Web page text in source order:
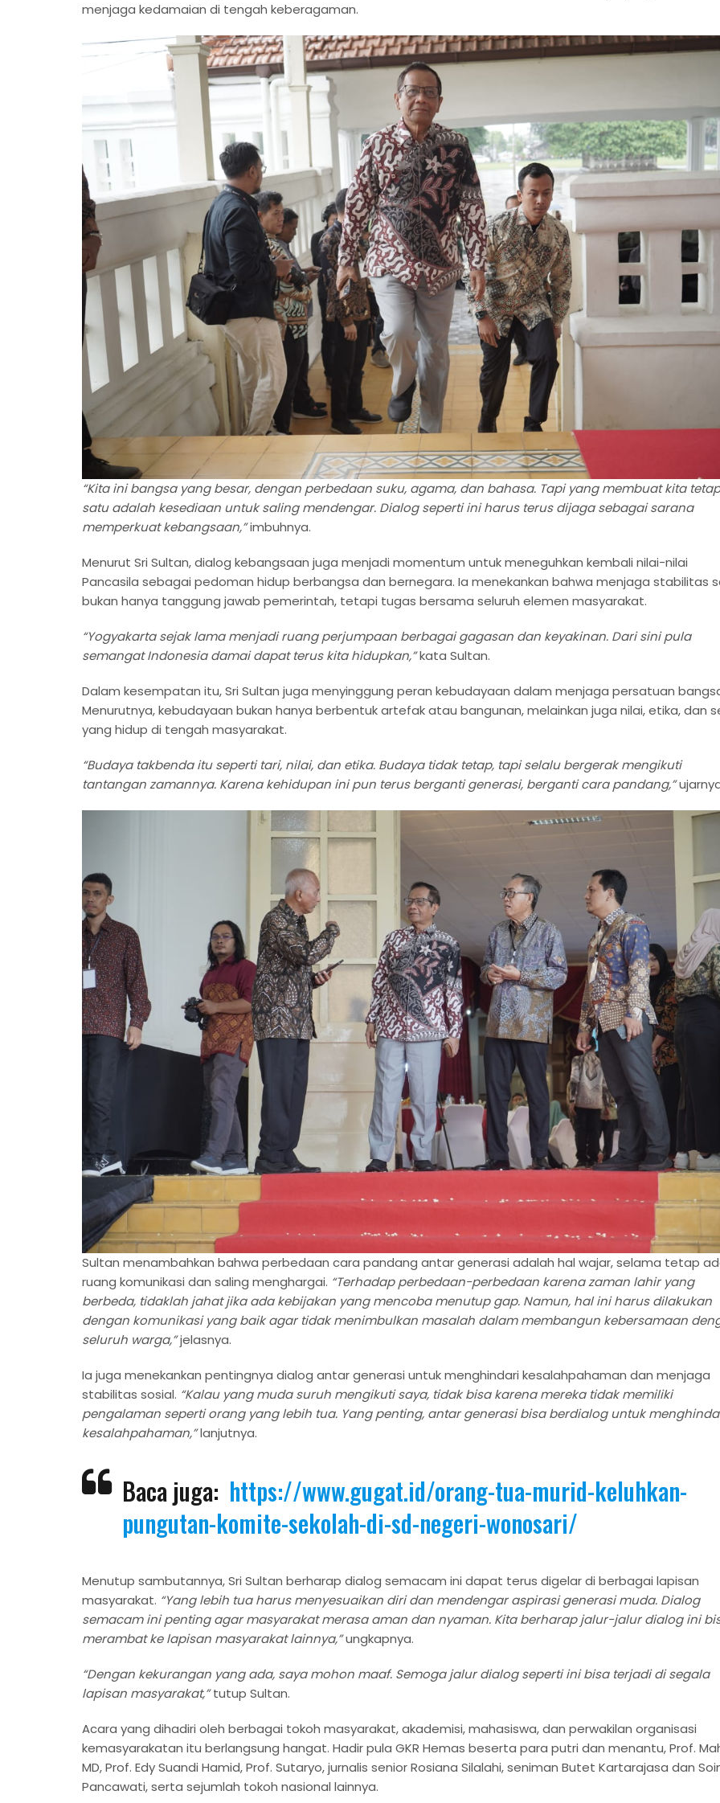
menjaga kedamaian di tengah keberagaman.
“Kita ini bangsa yang besar, dengan perbedaan suku, agama, dan bahasa. Tapi yang membuat kita tetap
satu adalah kesediaan untuk saling mendengar. Dialog seperti ini harus terus dijaga sebagai sarana
memperkuat kebangsaan,”imbuhnya.
Menurut Sri Sultan, dialog kebangsaan juga menjadi momentum untuk meneguhkan kembali nilai-nilai
Pancasila sebagai pedoman hidup berbangsa dan bernegara. Ia menekankan bahwa menjaga stabilitas
bukan hanya tanggung jawab pemerintah, tetapi tugas bersama seluruh elemen masyarakat.
“Yogyakarta sejak lama menjadi ruang perjumpaan berbagai gagasan dan keyakinan. Dari sini pula
semangat Indonesia damai dapat terus kita hidupkan,”kata Sultan.
Dalam kesempatan itu, Sri Sultan juga menyinggung peran kebudayaan dalam menjaga persatuan
Menurutnya, kebudayaan bukan hanya berbentuk artefak atau bangunan, melainkan juga nilai, etika, dan
yang hidup di tengah masyarakat.
“Budaya takbenda itu seperti tari, nilai, dan etika. Budaya tidak tetap, tapi selalu bergerak mengikuti
tantangan zamannya. Karena kehidupan ini pun terus berganti generasi, berganti cara pandang,”
Sultan menambahkan bahwa perbedaan cara pandang antar generasi adalah hal wajar, selama tetap
ruang komunikasi dan saling menghargai. “Terhadap perbedaan-perbedaan karena zaman lahir yang
berbeda, tidaklah jahat jika ada kebijakan yang mencoba menutup gap. Namun, hal ini harus dilakukan
dengan komunikasi yang baik agar tidak menimbulkan masalah dalam membangun kebersamaan
seluruh warga,”jelasnya.
Ia juga menekankan pentingnya dialog antar generasi untuk menghindari kesalahpahaman dan menjaga
stabilitas sosial. “Kalau yang muda suruh mengikuti saya, tidak bisa karena mereka tidak memiliki
pengalaman seperti orang yang lebih tua. Yang penting, antar generasi bisa berdialog untuk
kesalahpahaman,”lanjutnya.
Baca juga: https://www.gugat.id/orang-tua-murid-keluhkan-
pungutan-komite-sekolah-di-sd-negeri-wonosari/
Menutup sambutannya, Sri Sultan berharap dialog semacam ini dapat terus digelar di berbagai lapisan
masyarakat. “Yang lebih tua harus menyesuaikan diri dan mendengar aspirasi generasi muda. Dialog
semacam ini penting agar masyarakat merasa aman dan nyaman. Kita berharap jalur-jalur dialog ini
merambat ke lapisan masyarakat lainnya,”ungkapnya.
“Dengan kekurangan yang ada, saya mohon maaf. Semoga jalur dialog seperti ini bisa terjadi di segala
lapisan masyarakat,”tutup Sultan.
Acara yang dihadiri oleh berbagai tokoh masyarakat, akademisi, mahasiswa, dan perwakilan organisasi
kemasyarakatan itu berlangsung hangat. Hadir pula GKR Hemas beserta para putri dan menantu, Prof.
MD, Prof. Edy Suandi Hamid, Prof. Sutaryo, jurnalis senior Rosiana Silalahi, seniman Butet Kartarajasa dan
Pancawati, serta sejumlah tokoh nasional lainnya.